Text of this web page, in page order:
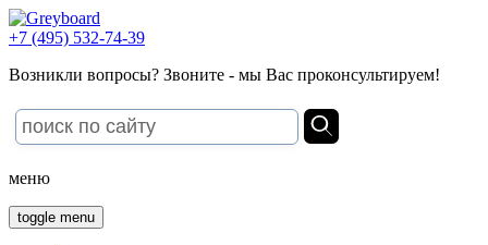
+7 (495) 532-74-39
Возникли вопросы? Звоните - мы Вас проконсультируем!
меню
toggle menu